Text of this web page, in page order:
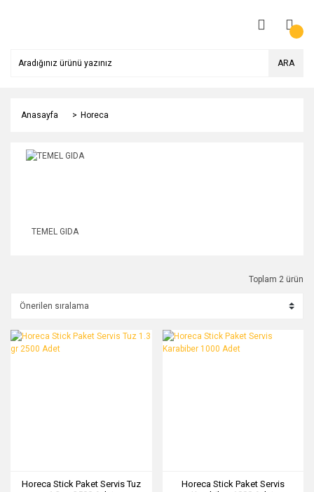
ARA
Anasayfa Horeca
TEMEL GIDA
Toplam 2 ürün
Horeca Stick Paket Servis Tuz
Horeca Stick Paket Servis